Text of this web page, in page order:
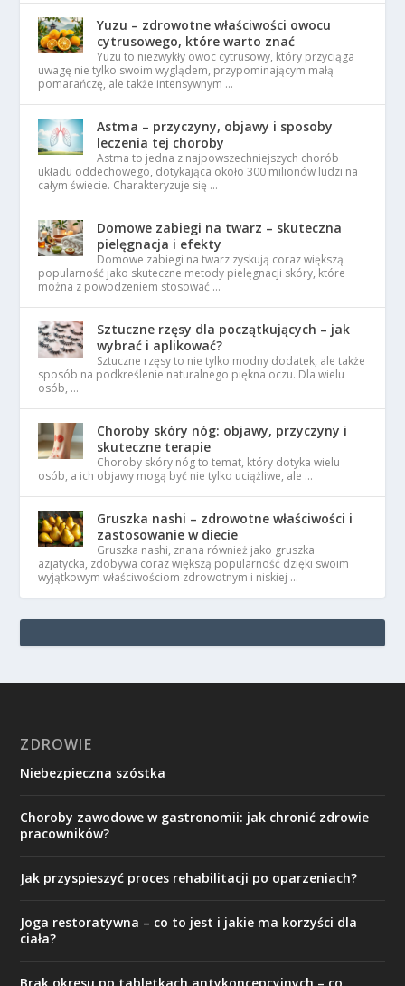
Yuzu – zdrowotne właściwości owocu
cytrusowego, które warto znać
Yuzu to niezwykły owoc cytrusowy, który przyciąga
uwagę nie tylko swoim wyglądem, przypominającym małą
pomarańczę, ale także intensywnym …
Astma – przyczyny, objawy i sposoby
leczenia tej choroby
Astma to jedna z najpowszechniejszych chorób
układu oddechowego, dotykająca około 300 milionów ludzi na
całym świecie. Charakteryzuje się …
Domowe zabiegi na twarz – skuteczna
pielęgnacja i efekty
Domowe zabiegi na twarz zyskują coraz większą
popularność jako skuteczne metody pielęgnacji skóry, które
można z powodzeniem stosować …
Sztuczne rzęsy dla początkujących – jak
wybrać i aplikować?
Sztuczne rzęsy to nie tylko modny dodatek, ale także
sposób na podkreślenie naturalnego piękna oczu. Dla wielu
osób, …
Choroby skóry nóg: objawy, przyczyny i
skuteczne terapie
Choroby skóry nóg to temat, który dotyka wielu
osób, a ich objawy mogą być nie tylko uciążliwe, ale …
Gruszka nashi – zdrowotne właściwości i
zastosowanie w diecie
Gruszka nashi, znana również jako gruszka
azjatycka, zdobywa coraz większą popularność dzięki swoim
wyjątkowym właściwościom zdrowotnym i niskiej …
ZDROWIE
Niebezpieczna szóstka
Choroby zawodowe w gastronomii: jak chronić zdrowie
pracowników?
Jak przyspieszyć proces rehabilitacji po oparzeniach?
Joga restoratywna – co to jest i jakie ma korzyści dla
ciała?